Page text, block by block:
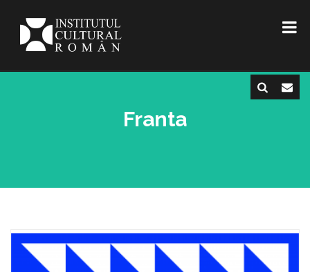
Franta